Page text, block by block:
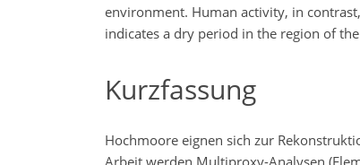
environment. Human activity, in
indicates a dry period in the region of
Kurzfassung
Hochmoore eignen sich zur
Arbeit werden Multiproxy-Analysen